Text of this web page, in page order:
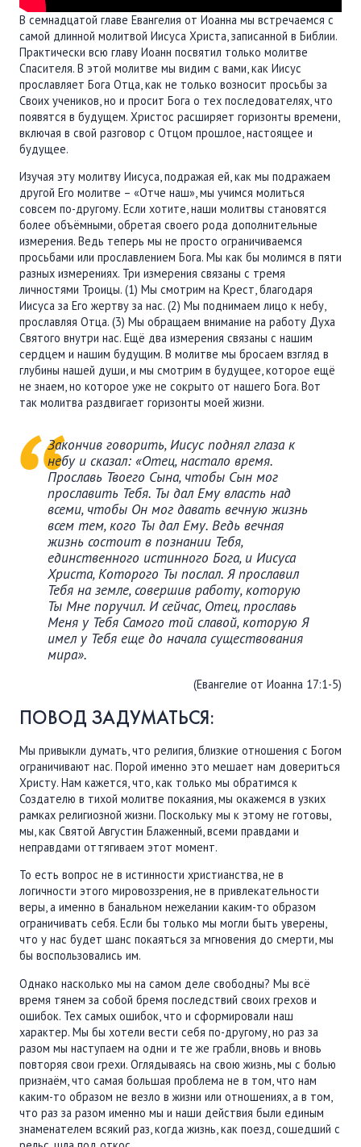
В семнадцатой главе Евангелия от Иоанна мы встречаемся с
самой длинной молитвой Иисуса Христа, записанной в Библии.
Практически всю главу Иоанн посвятил только молитве
Спасителя. В этой молитве мы видим с вами, как Иисус
прославляет Бога Отца, как не только возносит просьбы за
Своих учеников, но и просит Бога о тех последователях, что
появятся в будущем. Христос расширяет горизонты времени,
включая в свой разговор с Отцом прошлое, настоящее и
будущее.
Изучая эту молитву Иисуса, подражая ей, как мы подражаем
другой Его молитве – «Отче наш», мы учимся молиться
совсем по-другому. Если хотите, наши молитвы становятся
более объёмными, обретая своего рода дополнительные
измерения. Ведь теперь мы не просто ограничиваемся
просьбами или прославлением Бога. Мы как бы молимся в пяти
разных измерениях. Три измерения связаны с тремя
личностями Троицы. (1) Мы смотрим на Крест, благодаря
Иисуса за Его жертву за нас. (2) Мы поднимаем лицо к небу,
прославляя Отца. (3) Мы обращаем внимание на работу Духа
Святого внутри нас. Ещё два измерения связаны с нашим
сердцем и нашим будущим. В молитве мы бросаем взгляд в
глубины нашей души, и мы смотрим в будущее, которое ещё
не знаем, но которое уже не сокрыто от нашего Бога. Вот
так молитва раздвигает горизонты моей жизни.
Закончив говорить, Иисус поднял глаза к
небу и сказал: «Отец, настало время.
Прославь Твоего Сына, чтобы Сын мог
прославить Тебя. Ты дал Ему власть над
всеми, чтобы Он мог давать вечную жизнь
всем тем, кого Ты дал Ему. Ведь вечная
жизнь состоит в познании Тебя,
единственного истинного Бога, и Иисуса
Христа, Которого Ты послал. Я прославил
Тебя на земле, совершив работу, которую
Ты Мне поручил. И сейчас, Отец, прославь
Меня у Тебя Самого той славой, которую Я
имел у Тебя еще до начала существования
мира».
(Евангелие от Иоанна 17:1-5)
ПОВОД ЗАДУМАТЬСЯ:
Мы привыкли думать, что религия, близкие отношения с Богом
ограничивают нас. Порой именно это мешает нам довериться
Христу. Нам кажется, что, как только мы обратимся к
Создателю в тихой молитве покаяния, мы окажемся в узких
рамках религиозной жизни. Поскольку мы к этому не готовы,
мы, как Святой Августин Блаженный, всеми правдами и
неправдами оттягиваем этот момент.
То есть вопрос не в истинности христианства, не в
логичности этого мировоззрения, не в привлекательности
веры, а именно в банальном нежелании каким-то образом
ограничивать себя. Если бы только мы могли быть уверены,
что у нас будет шанс покаяться за мгновения до смерти, мы
бы воспользовались им.
Однако насколько мы на самом деле свободны? Мы всё
время тянем за собой бремя последствий своих грехов и
ошибок. Тех самых ошибок, что и сформировали наш
характер. Мы бы хотели вести себя по-другому, но раз за
разом мы наступаем на одни и те же грабли, вновь и вновь
повторяя свои грехи. Оглядываясь на свою жизнь, мы с болью
признаём, что самая большая проблема не в том, что нам
каким-то образом не везло в жизни или отношениях, а в том,
что раз за разом именно мы и наши действия были единым
знаменателем всякий раз, когда жизнь, как поезд, сошедший с